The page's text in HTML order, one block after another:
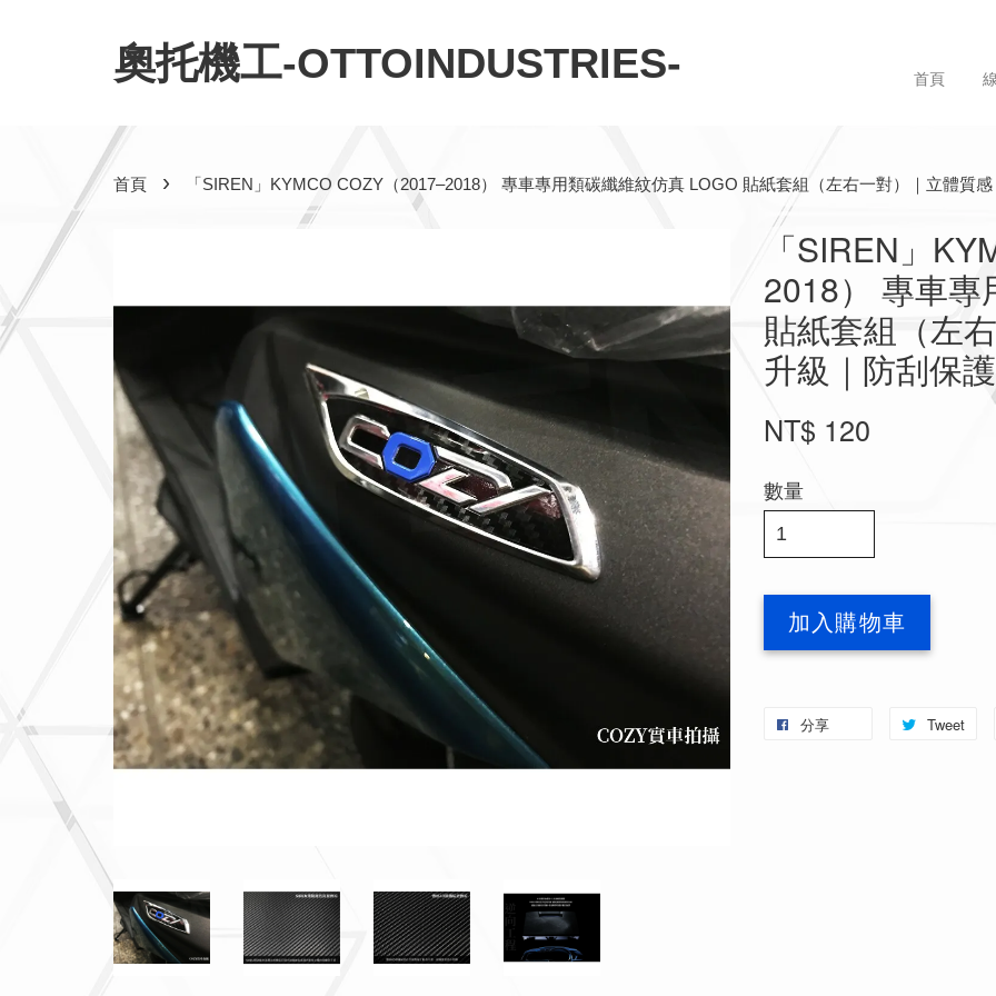
奧托機工-OTTOINDUSTRIES- 首頁
首頁 › 「SIREN」KYMCO COZY（2017–2018） 專車專用類碳纖維紋仿真 LOGO 貼紙套組（左右一對）｜立體質
「SIREN」
2018） 專車專
貼紙套組（左
升級｜防刮保護
NT$ 120
數量
加入購物車
分享 Tweet